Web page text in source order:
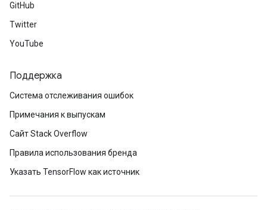
GitHub
Twitter
YouTube
Поддержка
Система отслеживания ошибок
Примечания к выпускам
Сайт Stack Overflow
Правила использования бренда
Указать TensorFlow как источник